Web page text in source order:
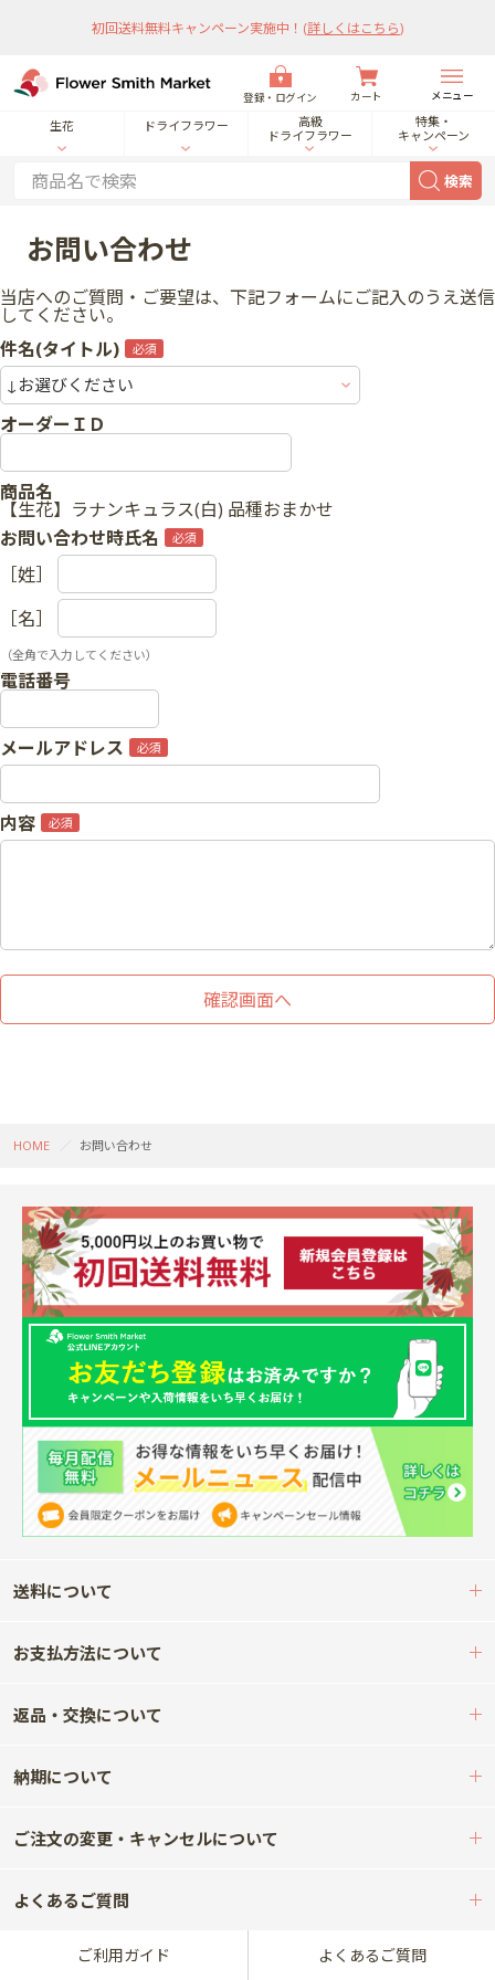
初回送料無料キャンペーン実施中！ (詳しくはこちら)
登録・ログイン カート メニュー
生花 ドライフラワー
高級
ドライフラワー
特集・
キャンペーン
検索
お問い合わせ
当店へのご質問・ご要望は、下記フォームにご記入のうえ送信
してください。
件名(タイトル)
オーダーＩＤ
商品名
【生花】ラナンキュラス(白) 品種おまかせ
お問い合わせ時氏名
［姓］
［名］
（全角で入力してください）
電話番号
メールアドレス
内容
HOME お問い合わせ
送料について
お支払方法について
返品・交換について
納期について
ご注文の変更・キャンセルについて
よくあるご質問
ご利用ガイド よくあるご質問